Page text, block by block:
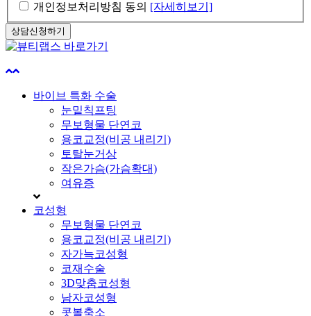
개인정보처리방침 동의 [자세히보기]
Menu
Close
바이브 특화 수술
눈밑칙프팅
무보형물 단연코
용코교정(비공 내리기)
토탈눈거상
작은가슴(가슴확대)
여유증
코성형
무보형물 단연코
용코교정(비공 내리기)
자가늑코성형
코재수술
3D맞춤코성형
남자코성형
콧볼축소